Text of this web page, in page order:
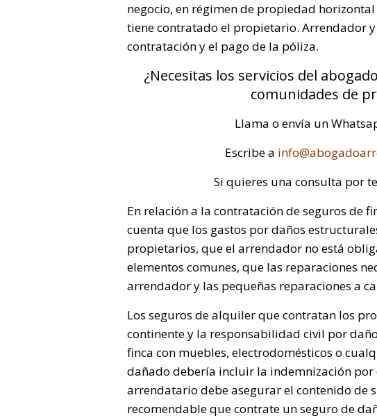
negocio, en régimen de propiedad
tiene contratado el propietario. Arrendador
contratación y el pago de la póliza.
¿Necesitas los servicios del
comunidades de
Llama o envía un
Escribe a
Si quieres una consulta por
En relación a la contratación de seguros de
cuenta que los gastos por daños
propietarios, que el arrendador no está
elementos comunes, que las reparaciones
arrendador y las pequeñas reparaciones a
Los seguros de alquiler que contratan los
continente y la responsabilidad civil por
finca con muebles, electrodomésticos o
dañado debería incluir la indemnización por
arrendatario debe asegurar el contenido de
recomendable que contrate un seguro de